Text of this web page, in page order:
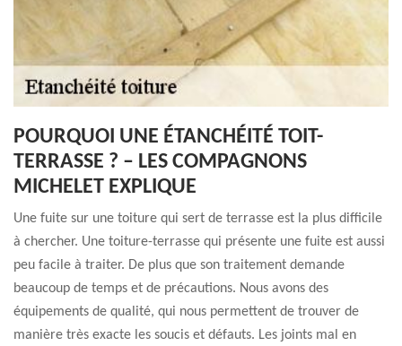
POURQUOI UNE ÉTANCHÉITÉ TOIT-
TERRASSE ? – LES COMPAGNONS
MICHELET EXPLIQUE
Une fuite sur une toiture qui sert de terrasse est la plus difficile
à chercher. Une toiture-terrasse qui présente une fuite est aussi
peu facile à traiter. De plus que son traitement demande
beaucoup de temps et de précautions. Nous avons des
équipements de qualité, qui nous permettent de trouver de
manière très exacte les soucis et défauts. Les joints mal en